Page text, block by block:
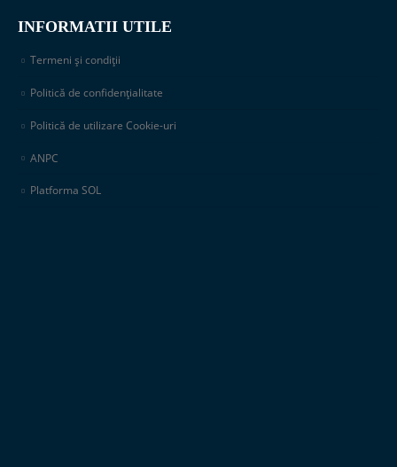
INFORMATII UTILE
Termeni și condiții
Politică de confidențialitate
Politică de utilizare Cookie-uri
ANPC
Platforma SOL